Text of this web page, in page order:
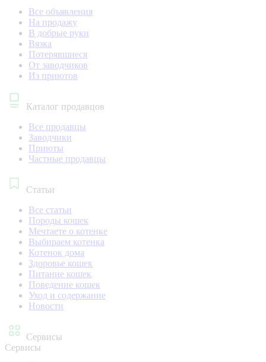
Все объявления
На продажу
В добрые руки
Вязка
Потерявшиеся
От заводчиков
Из приютов
Каталог продавцов
Все продавцы
Заводчики
Приюты
Частные продавцы
Статьи
Все статьи
Породы кошек
Мечтаете о котенке
Выбираем котенка
Котенок дома
Здоровье кошек
Питание кошек
Поведение кошек
Уход и содержание
Новости
Сервисы
Сервисы